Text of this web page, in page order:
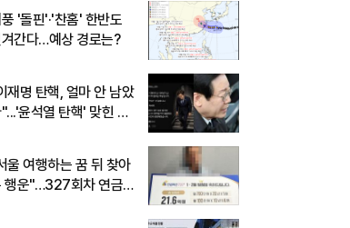
'돌핀'·'찬홈' 한반도
간다…예상 경로는?
재명 탄핵, 얼마 안 남았
윤석열 탄핵' 맞힌 무
울 여행하는 꿈 뒤 찾아
행운"…327회차 연금